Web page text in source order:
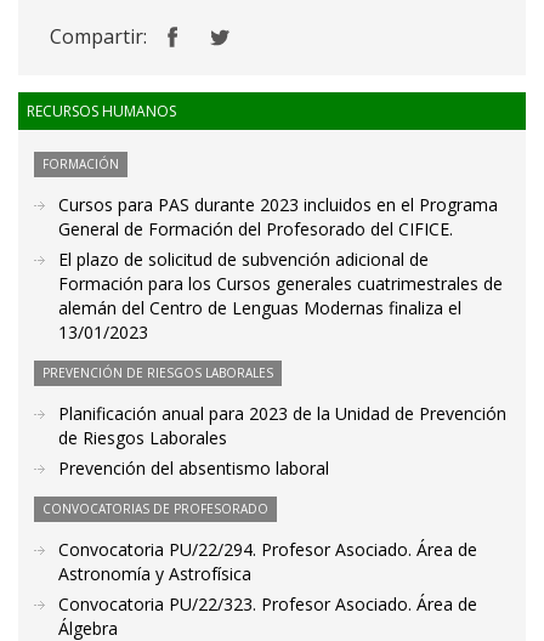
Compartir:
RECURSOS HUMANOS
FORMACIÓN
Cursos para PAS durante 2023 incluidos en el Programa
General de Formación del Profesorado del CIFICE.
El plazo de solicitud de subvención adicional de
Formación para los Cursos generales cuatrimestrales de
alemán del Centro de Lenguas Modernas finaliza el
13/01/2023
PREVENCIÓN DE RIESGOS LABORALES
Planificación anual para 2023 de la Unidad de Prevención
de Riesgos Laborales
Prevención del absentismo laboral
CONVOCATORIAS DE PROFESORADO
Convocatoria PU/22/294. Profesor Asociado. Área de
Astronomía y Astrofísica
Convocatoria PU/22/323. Profesor Asociado. Área de
Álgebra